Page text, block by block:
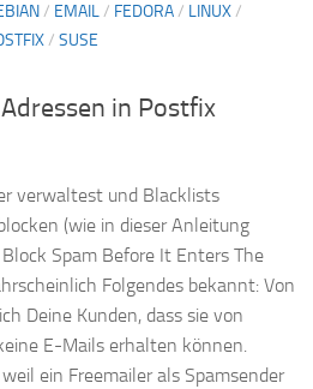
/ EMAIL/ FEDORA/ LINUX/
/ SUSE
in Postfix
verwaltest und Blacklists
(wie in dieser Anleitung
Spam Before It Enters The
Folgendes bekannt: Von
Deine Kunden, dass sie von
E-Mails erhalten können.
ein Freemailer als Spamsender